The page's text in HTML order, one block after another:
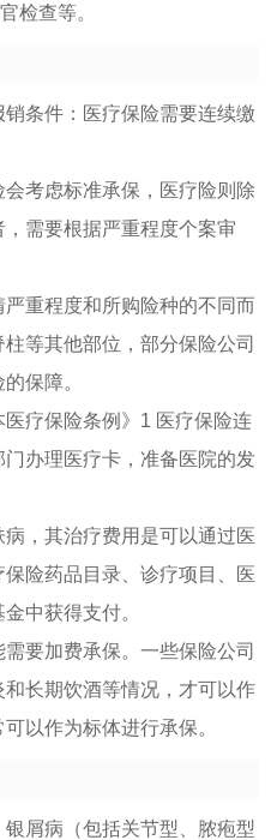
检查等。
条件：医疗保险需要连续缴
考虑标准承保，医疗险则除
需要根据严重程度个案审
重程度和所购险种的不同而
等其他部位，部分保险公司
保障。
疗保险条例》1 医疗保险连
办理医疗卡，准备医院的发
，其治疗费用是可以通过医
险药品目录、诊疗项目、医
中获得支付。
要加费承保。一些保险公司
长期饮酒等情况，才可以作
以作为标体进行承保。
屑病（包括关节型、脓疱型